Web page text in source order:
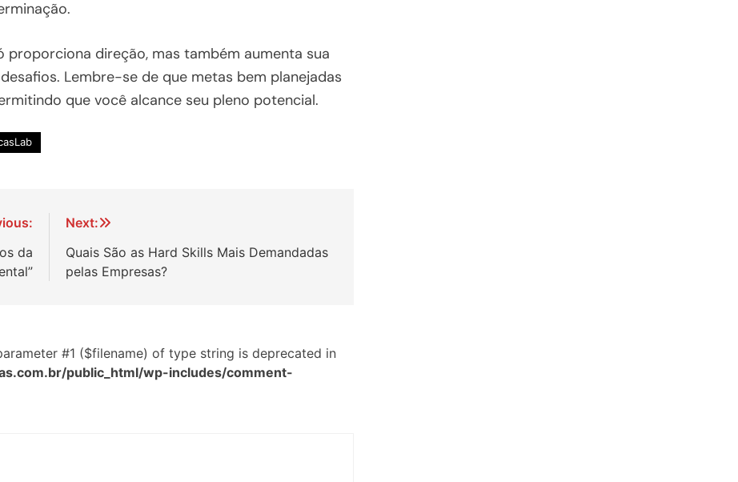
direção, mas também aumenta sua
Lembre-se de que metas bem planejadas
que você alcance seu pleno potencial.
da
Next:
Quais São as Hard Skills Mais Demandadas
pelas Empresas?
#1 ($filename) of type string is deprecated in
public_html/wp-includes/comment-